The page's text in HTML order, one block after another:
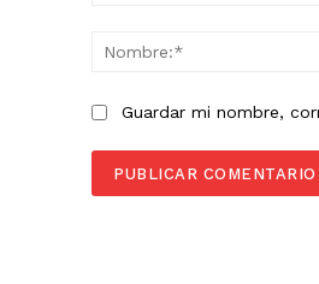
Guardar mi nombre,